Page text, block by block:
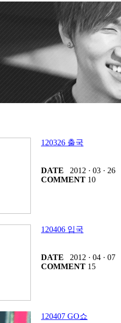
120326 출국
DATE 2012 · 03 · 26
COMMENT 10
120406 입국
DATE 2012 · 04 · 07
COMMENT 15
120407 GO쇼